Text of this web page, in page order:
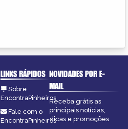
LINKS RÁPIDOS
Sobre
EncontraPinheiros
Fale com o
EncontraPinheiros
NOVIDADES POR E-
MAIL
Receba grátis as
principais notícias,
dicas e promoções